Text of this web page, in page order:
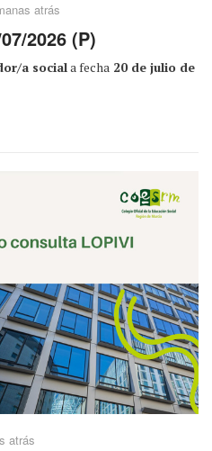
atrás
2026 (P)
a sociala fecha 20 de julio de
atrás